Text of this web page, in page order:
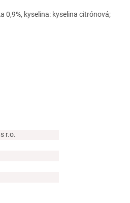
0,9%, kyselina: kyselina citrónová;
r.o.